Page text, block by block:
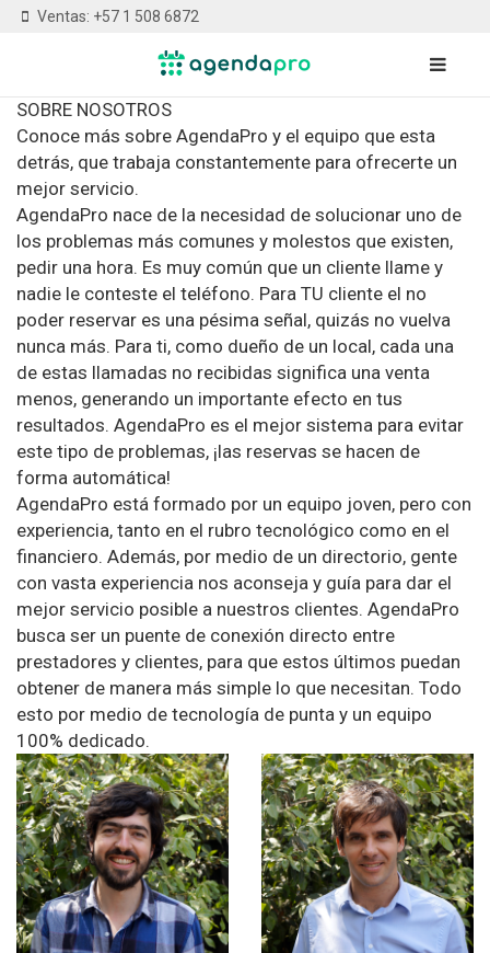
Ventas: +57 1 508 6872
SOBRE NOSOTROS
Conoce más sobre AgendaPro y el equipo que esta
detrás, que trabaja constantemente para ofrecerte un
mejor servicio.
AgendaPro nace de la necesidad de solucionar uno de
los problemas más comunes y molestos que existen,
pedir una hora. Es muy común que un cliente llame y
nadie le conteste el teléfono. Para TU cliente el no
poder reservar es una pésima señal, quizás no vuelva
nunca más. Para ti, como dueño de un local, cada una
de estas llamadas no recibidas significa una venta
menos, generando un importante efecto en tus
resultados. AgendaPro es el mejor sistema para evitar
este tipo de problemas, ¡las reservas se hacen de
forma automática!
AgendaPro está formado por un equipo joven, pero con
experiencia, tanto en el rubro tecnológico como en el
financiero. Además, por medio de un directorio, gente
con vasta experiencia nos aconseja y guía para dar el
mejor servicio posible a nuestros clientes. AgendaPro
busca ser un puente de conexión directo entre
prestadores y clientes, para que estos últimos puedan
obtener de manera más simple lo que necesitan. Todo
esto por medio de tecnología de punta y un equipo
100% dedicado.